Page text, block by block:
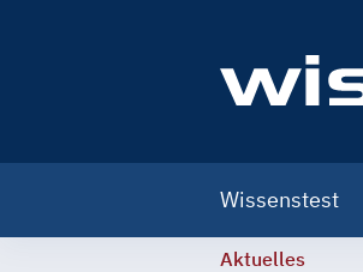
navigation
Wissenstest
Aktuelles